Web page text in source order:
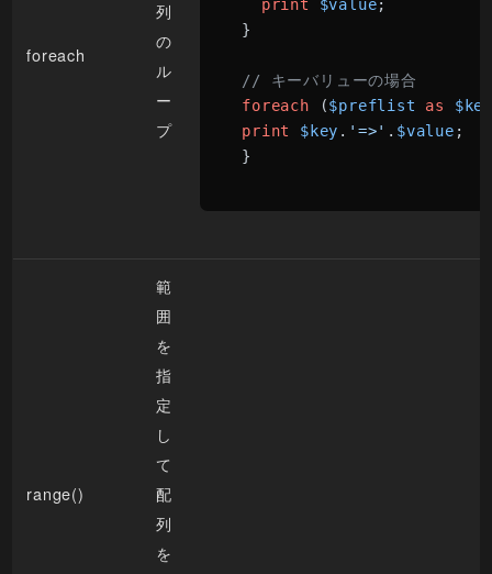
foreach
列
の
ル
ー
プ
print
$value;
}
// キーバリューの場合
foreach ($preflist as
print
$key . '=>' . $value ;
}
range()
範
囲
を
指
定
し
て
配
列
を